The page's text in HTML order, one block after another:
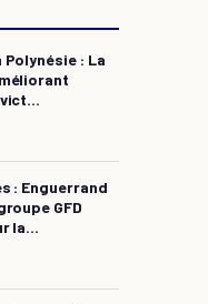
: La
: Enguerrand
GFD
la...